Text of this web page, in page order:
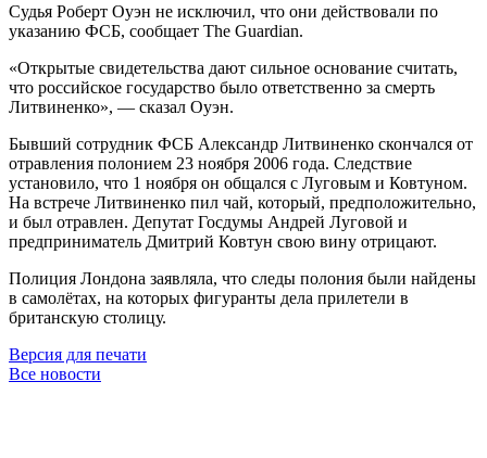
Судья Роберт Оуэн не исключил, что они действовали по
указанию ФСБ, сообщает The Guardian.
«Открытые свидетельства дают сильное основание считать,
что российское государство было ответственно за смерть
Литвиненко», — сказал Оуэн.
Бывший сотрудник ФСБ Александр Литвиненко скончался от
отравления полонием 23 ноября 2006 года. Следствие
установило, что 1 ноября он общался с Луговым и Ковтуном.
На встрече Литвиненко пил чай, который, предположительно,
и был отравлен. Депутат Госдумы Андрей Луговой и
предприниматель Дмитрий Ковтун свою вину отрицают.
Полиция Лондона заявляла, что следы полония были найдены
в самолётах, на которых фигуранты дела прилетели в
британскую столицу.
Версия для печати
Все новости